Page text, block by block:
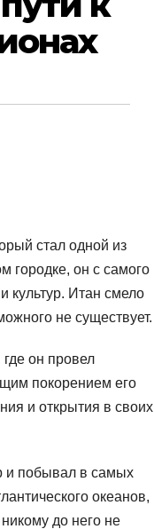
стал одной из
городке, он с самого
культур. Итан смело
не существует.
он провел
покорением его
и открытия в своих
и побывал в самых
океанов,
до него не